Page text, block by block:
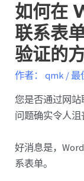
如何在
联系表
验证的方
作者： qmk /最
您是否通过网
问题确实令人沮
好消息是，
系表单。